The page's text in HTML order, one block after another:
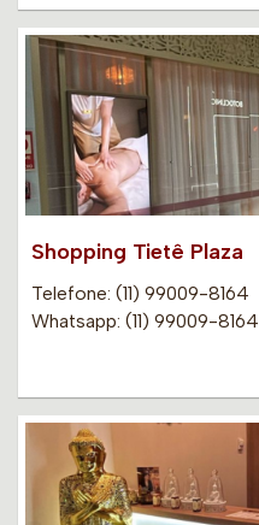
Shopping Tietê Plaza
Telefone: (11) 99009-8164
Whatsapp: (11) 99009-8164